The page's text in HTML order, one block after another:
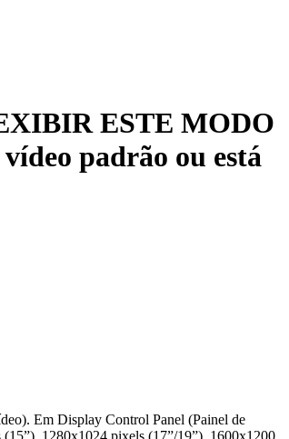
ESTE MODO
padrão ou está
Em Display Control Panel (Painel de